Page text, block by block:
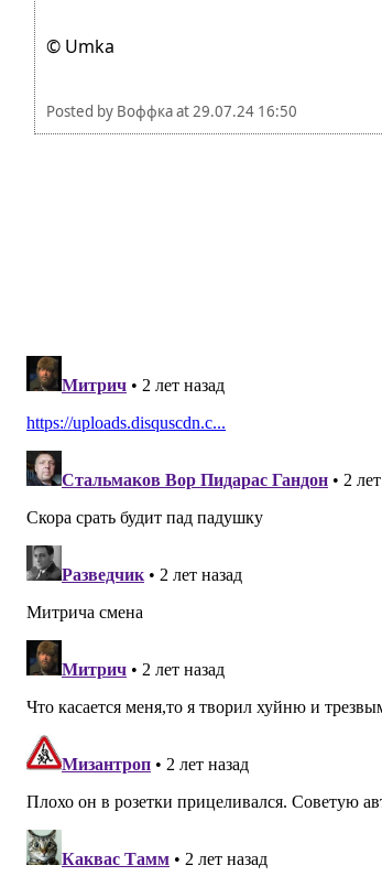
© Umka
Posted by Воффкаat29.07.24 16:50